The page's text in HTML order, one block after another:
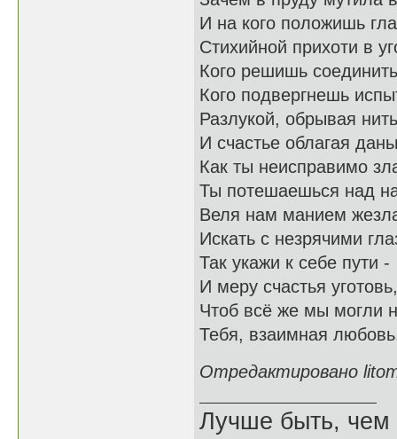
И на кого положишь
Стихийной прихоти в
Кого решишь
Кого подвергнешь
Разлукой, обрывая нить
И счастье облагая
Как ты неисправимо
Ты потешаешься над
Веля нам манием
Искать с незрячими
Так укажи к себе пути -
И меру счастья уготовь,
Чтоб всё же мы могли
Тебя, взаимная
Отредактировано
Лучше быть, чем